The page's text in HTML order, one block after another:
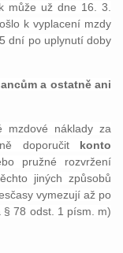
může už dne 16. 3.
k vyplacení mzdy
dní po uplynutí doby
a ostatně ani
mzdové náklady za
doporučit konto
pružné rozvržení
jiných způsobů
vymezují až po
78 odst. 1 písm. m)